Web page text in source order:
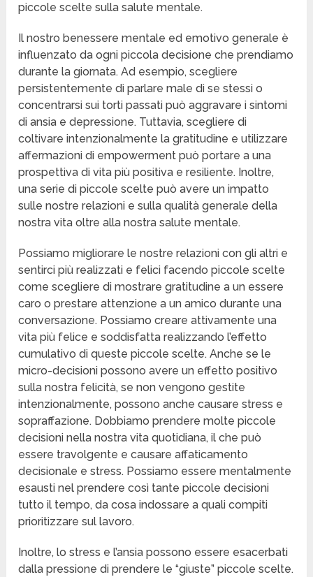
piccole scelte sulla salute mentale.
Il nostro benessere mentale ed emotivo generale è
influenzato da ogni piccola decisione che prendiamo
durante la giornata. Ad esempio, scegliere
persistentemente di parlare male di se stessi o
concentrarsi sui torti passati può aggravare i sintomi
di ansia e depressione. Tuttavia, scegliere di
coltivare intenzionalmente la gratitudine e utilizzare
affermazioni di empowerment può portare a una
prospettiva di vita più positiva e resiliente. Inoltre,
una serie di piccole scelte può avere un impatto
sulle nostre relazioni e sulla qualità generale della
nostra vita oltre alla nostra salute mentale.
Possiamo migliorare le nostre relazioni con gli altri e
sentirci più realizzati e felici facendo piccole scelte
come scegliere di mostrare gratitudine a un essere
caro o prestare attenzione a un amico durante una
conversazione. Possiamo creare attivamente una
vita più felice e soddisfatta realizzando l’effetto
cumulativo di queste piccole scelte. Anche se le
micro-decisioni possono avere un effetto positivo
sulla nostra felicità, se non vengono gestite
intenzionalmente, possono anche causare stress e
sopraffazione. Dobbiamo prendere molte piccole
decisioni nella nostra vita quotidiana, il che può
essere travolgente e causare affaticamento
decisionale e stress. Possiamo essere mentalmente
esausti nel prendere così tante piccole decisioni
tutto il tempo, da cosa indossare a quali compiti
prioritizzare sul lavoro.
Inoltre, lo stress e l’ansia possono essere esacerbati
dalla pressione di prendere le “giuste” piccole scelte.